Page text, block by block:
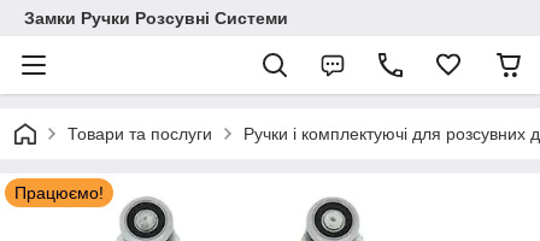
Замки Ручки Розсувні Системи
Товари та послуги Ручки і комплектуючі для розсувних
Працюємо!